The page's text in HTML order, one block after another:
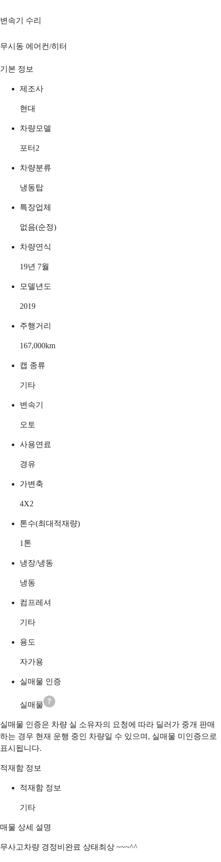
변속기 수리
무시동 에어컨/히터
기본 정보
제조사
현대
차량모델
포터2
차량분류
냉동탑
특장업체
없음(순정)
차량연식
19년 7월
모델년도
2019
주행거리
167,000km
캡 종류
기타
변속기
오토
사용연료
경유
가변축
4X2
톤수(최대적재량)
1 톤
냉장/냉동
냉동
컴프레셔
기타
용도
자가용
실매물 인증
실매물
실매물 인증은 차량 실 소유자의 요청에 따라 딜러가 중개 판매
하는 경우 현재 운행 중인 차량일 수 있으며, 실매물 미인증으로
표시됩니다.
적재함 정보
적재함 정보
기타
매물 상세 설명
무사고차량 경정비완료 상태최상 ~~~^^